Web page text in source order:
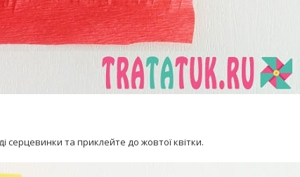
серцевинки та приклейте до жовтої квітки.